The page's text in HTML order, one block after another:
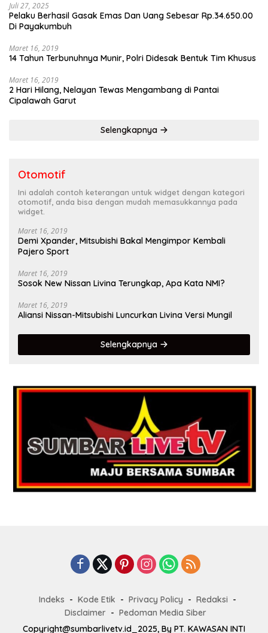
Juli 27, 2025
Pelaku Berhasil Gasak Emas Dan Uang Sebesar Rp.34.650.00
Di Payakumbuh
Maret 16, 2019
14 Tahun Terbunuhnya Munir, Polri Didesak Bentuk Tim Khusus
Maret 16, 2019
2 Hari Hilang, Nelayan Tewas Mengambang di Pantai
Cipalawah Garut
Selengkapnya
Otomotif
Ini adalah contoh keterangan untuk widget dengan kategori
otomotif, anda bisa dengan mudah memasukkannya pada
widget.
Maret 16, 2019
Demi Xpander, Mitsubishi Bakal Mengimpor Kembali
Pajero Sport
Maret 16, 2019
Sosok New Nissan Livina Terungkap, Apa Kata NMI?
Maret 16, 2019
Aliansi Nissan-Mitsubishi Luncurkan Livina Versi Mungil
Selengkapnya
Indeks Kode Etik Privacy Policy
Redaksi
Disclaimer
Pedoman Media Siber
Copyright@sumbarlivetv.id_2025, By PT. KAWASAN INTI